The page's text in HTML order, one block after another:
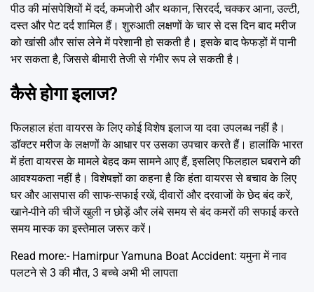
पीठ की मांसपेशियों में दर्द, कमजोरी और थकान, सिरदर्द, चक्कर आना, उल्टी,
दस्त और पेट दर्द शामिल हैं। शुरुआती लक्षणों के चार से दस दिन बाद मरीज
को खांसी और सांस लेने में परेशानी हो सकती है। इसके बाद फेफड़ों में पानी
भर सकता है, जिससे बीमारी तेजी से गंभीर रूप ले सकती है।
कैसे होगा इलाज?
फिलहाल हंता वायरस के लिए कोई विशेष इलाज या दवा उपलब्ध नहीं है।
डॉक्टर मरीज के लक्षणों के आधार पर उसका उपचार करते हैं। हालांकि भारत
में हंता वायरस के मामले बेहद कम सामने आए हैं, इसलिए फिलहाल घबराने की
आवश्यकता नहीं है। विशेषज्ञों का कहना है कि हंता वायरस से बचाव के लिए
घर और आसपास की साफ-सफाई रखें, दीवारों और दरवाजों के छेद बंद करें,
खाने-पीने की चीजें खुली न छोड़ें और लंबे समय से बंद कमरों की सफाई करते
समय मास्क का इस्तेमाल जरूर करें।
Read more:- Hamirpur Yamuna Boat Accident: यमुना में नाव
पलटने से 3 की मौत, 3 बच्चे अभी भी लापता